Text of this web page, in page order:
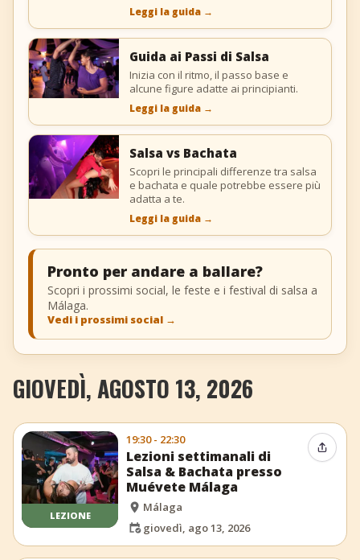
Leggi la guida →
Guida ai Passi di Salsa
Inizia con il ritmo, il passo base e
alcune figure adatte ai principianti.
Leggi la guida →
Salsa vs Bachata
Scopri le principali differenze tra salsa
e bachata e quale potrebbe essere più
adatta a te.
Leggi la guida →
Pronto per andare a ballare?
Scopri i prossimi social, le feste e i festival di salsa a
Málaga.
Vedi i prossimi social →
GIOVEDÌ, AGOSTO 13, 2026
LEZIONE
19:30 - 22:30
Lezioni settimanali di
Salsa & Bachata presso
Muévete Málaga
Málaga
giovedì, ago 13, 2026